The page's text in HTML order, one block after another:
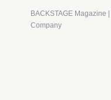
chiacchiere.
BACKSTAGE Magazine
Company